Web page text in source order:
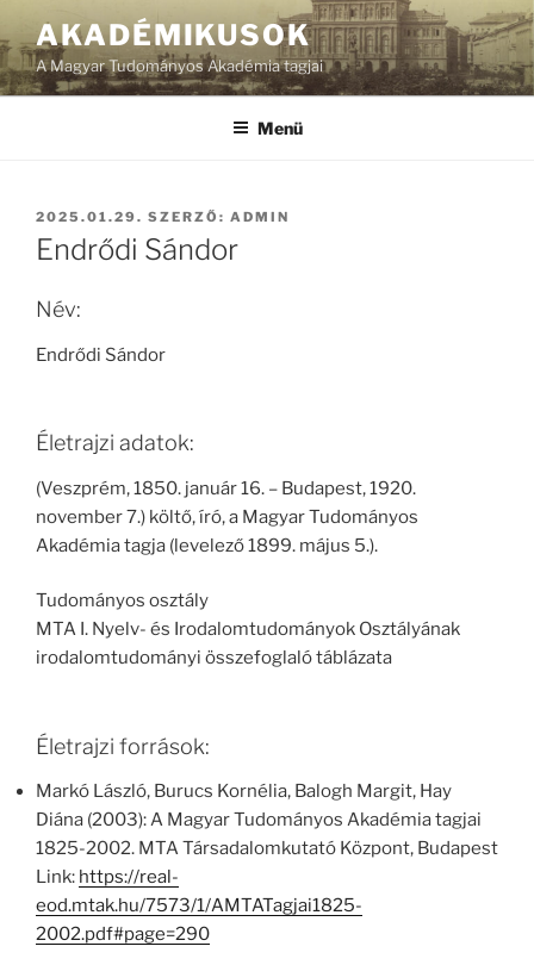
AKADÉMIKUSOK
A Magyar Tudományos Akadémia tagjai
Menü
BEKÜLDVE:
2025.01.29. SZERZŐ: ADMIN
Endrődi Sándor
Név:
Endrődi Sándor
Életrajzi adatok:
(Veszprém, 1850. január 16. – Budapest, 1920.
november 7.) költő, író, a Magyar Tudományos
Akadémia tagja (levelező 1899. május 5.).
Tudományos osztály
MTA I. Nyelv- és Irodalomtudományok Osztályának
irodalomtudományi összefoglaló táblázata
Életrajzi források:
Markó László, Burucs Kornélia, Balogh Margit, Hay
Diána (2003): A Magyar Tudományos Akadémia tagjai
1825-2002. MTA Társadalomkutató Központ, Budapest
Link: https://real-
eod.mtak.hu/7573/1/AMTATagjai1825-
2002.pdf#page=290